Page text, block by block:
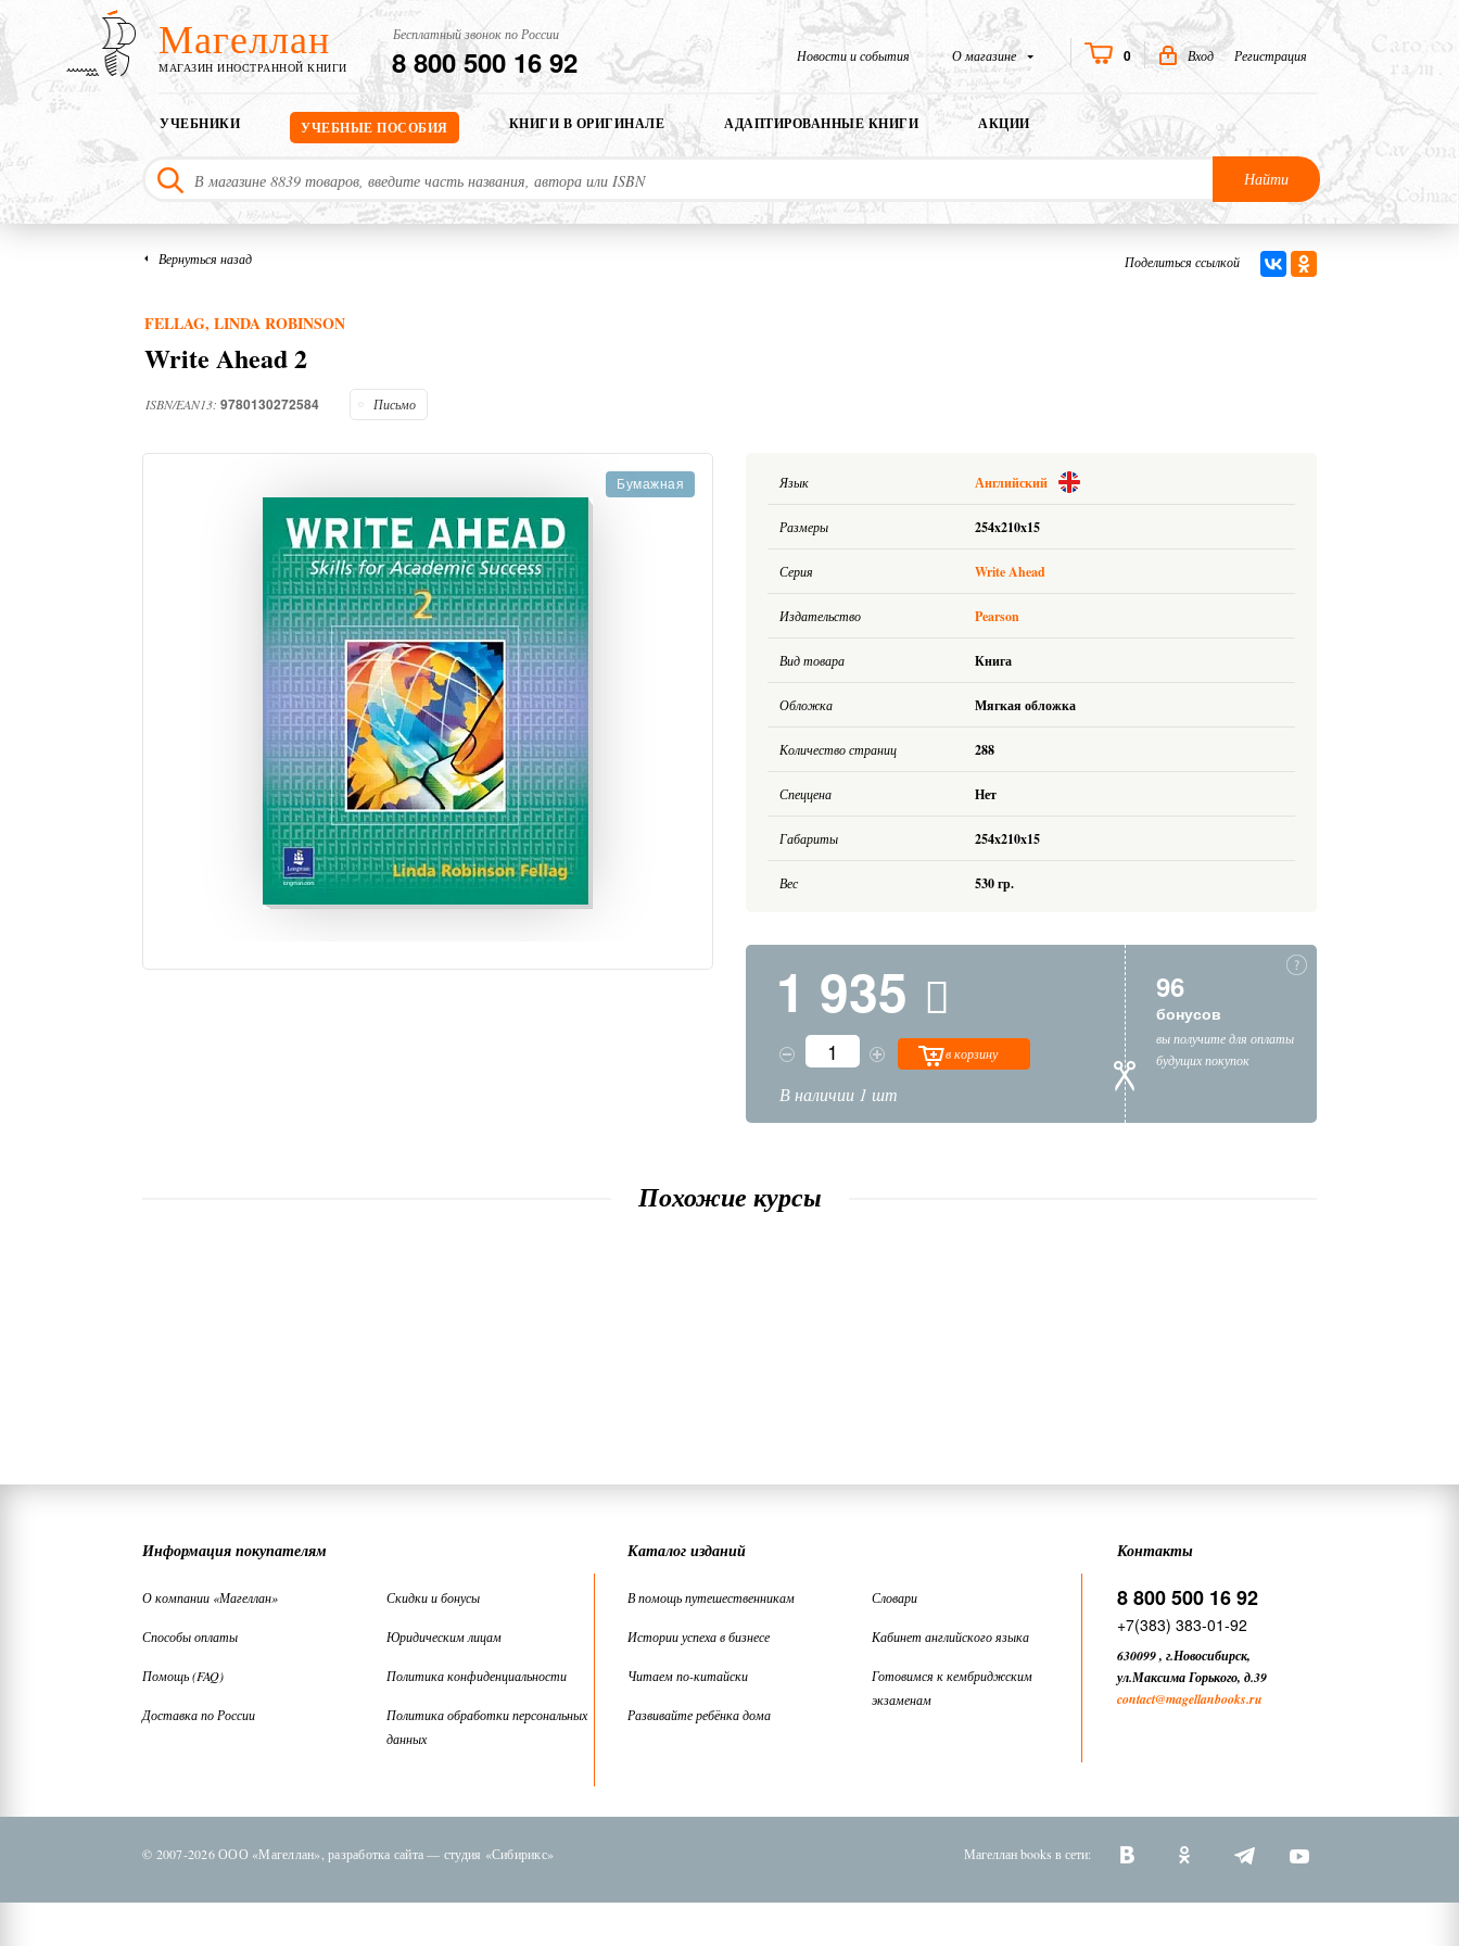
Магеллан
МАГАЗИН ИНОСТРАННОЙ КНИГИ
Бесплатный звонок по России
8 800 500 16 92 Новости и события О магазине 0 Вход Регистрация
УЧЕБНИКИ УЧЕБНЫЕ ПОСОБИЯ КНИГИ В ОРИГИНАЛЕ АДАПТИРОВАННЫЕ КНИГИ АКЦИИ
Найти
Вернуться назад Поделиться ссылкой
FELLAG, LINDA ROBINSON
Write Ahead 2
ISBN/EAN13: 9780130272584 Письмо
Бумажная Язык Английский
Размеры 254x210x15
Серия Write Ahead
Издательство Pearson
Вид товара Книга
Обложка Мягкая обложка
Количество страниц 288
Спеццена Нет
Габариты 254x210x15
Вес 530 гр.
1 935
в корзину
В наличии 1 шт
96
бонусов
вы получите для оплаты
будущих покупок
Похожие курсы
Информация покупателям
О компании «Магеллан»
Способы оплаты
Помощь (FAQ)
Доставка по России
Скидки и бонусы
Юридическим лицам
Политика конфиденциальности
Политика обработки персональных
данных
Каталог изданий
В помощь путешественникам
Истории успеха в бизнесе
Читаем по-китайски
Развивайте ребёнка дома
Словари
Кабинет английского языка
Готовимся к кембриджским
экзаменам
Контакты
8 800 500 16 92
+7(383) 383-01-92
630099, г.Новосибирск,
ул.Максима Горького, д.39
contact@magellanbooks.ru
© 2007-2026 ООО «Магеллан», разработка сайта — студия «Сибирикс» Магеллан books в сети: